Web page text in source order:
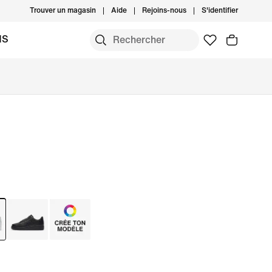
Trouver un magasin Aide Rejoins-nous S'identifier